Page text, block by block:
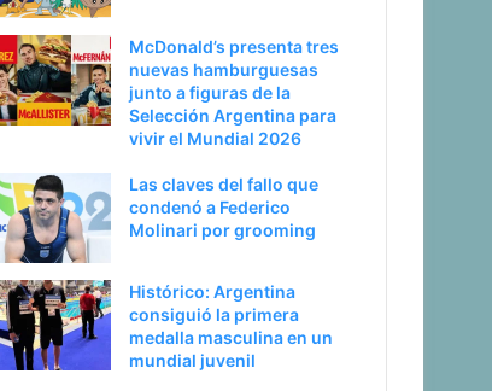
r
i
o
á
g
i
a
McDonald’s presenta tres
nuevas hamburguesas
junto a figuras de la
Selección Argentina para
vivir el Mundial 2026
Las claves del fallo que
condenó a Federico
Molinari por grooming
Histórico: Argentina
consiguió la primera
medalla masculina en un
mundial juvenil